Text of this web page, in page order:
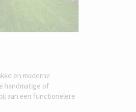
en moderne
handmatige of
aan een functionelere